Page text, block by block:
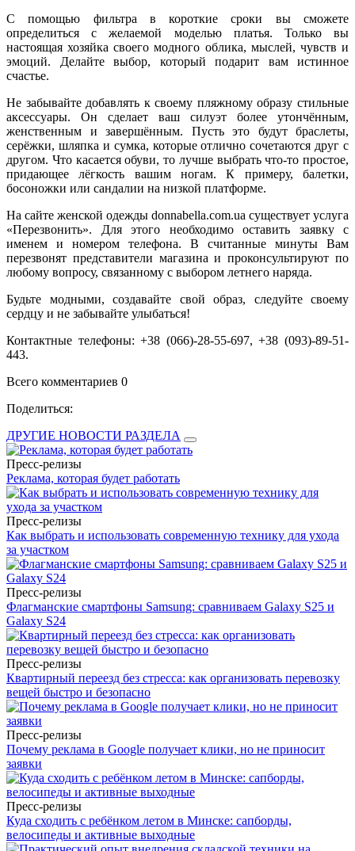
С помощью фильтра в короткие сроки вы сможете
определиться с желаемой моделью платья. Только вы
настоящая хозяйка своего модного облика, мыслей, чувств и
эмоций. Делайте выбор, который подарит вам истинное
счастье.
Не забывайте добавлять к своему пляжному образу стильные
аксессуары. Он сделает ваш силуэт более утончённым,
женственным и завершённым. Пусть это будут браслеты,
серёжки, шляпка и сумка, которые отлично сочетаются друг с
другом. Что касается обуви, то лучше выбрать что-то простое,
придающее лёгкость вашим ногам. К примеру, балетки,
босоножки или сандалии на низкой платформе.
На сайте женской одежды donnabella.com.ua существует услуга
«Перезвонить». Для этого необходимо оставить заявку с
именем и номером телефона. В считанные минуты Вам
перезвонят представители магазина и проконсультируют по
любому вопросу, связанному с выбором летнего наряда.
Будьте модными, создавайте свой образ, следуйте своему
сердцу и не забывайте улыбаться!
Контактные телефоны: +38 (066)-28-55-697, +38 (093)-89-51-
443.
Всего комментариев 0
Поделиться:
ДРУГИЕ НОВОСТИ РАЗДЕЛА
Пресс-релизы
Реклама, которая будет работать
Пресс-релизы
Как выбрать и использовать современную технику для ухода
за участком
Пресс-релизы
Флагманские смартфоны Samsung: сравниваем Galaxy S25 и
Galaxy S24
Пресс-релизы
Квартирный переезд без стресса: как организовать перевозку
вещей быстро и безопасно
Пресс-релизы
Почему реклама в Google получает клики, но не приносит
заявки
Пресс-релизы
Куда сходить с ребёнком летом в Минске: сапборды,
велосипеды и активные выходные